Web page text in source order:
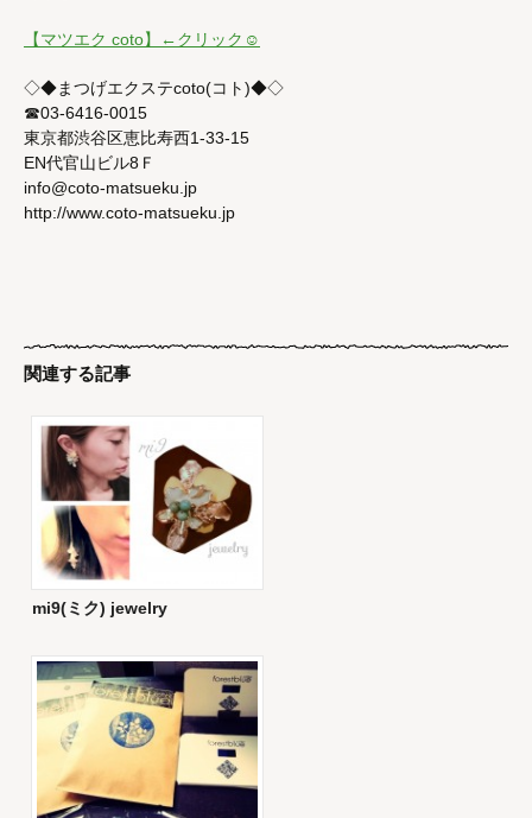
【マツエク coto】←クリック☺︎
◇◆まつげエクステcoto(コト)◆◇
☎︎03-6416-0015
東京都渋谷区恵比寿西1-33-15
EN代官山ビル8Ｆ
info@coto-matsueku.jp
http://www.coto-matsueku.jp
関連する記事
mi9(ミク) jewelry